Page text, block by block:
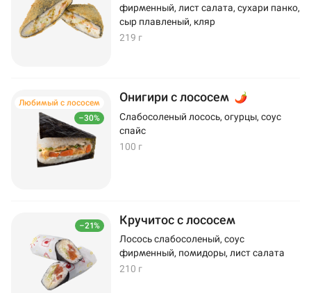
фирменный, лист салата, сухари панко,
сыр плавленый, кляр
219 г
–30%
Любимый с лососем Онигири с лососем
Слабосоленый лосось, огурцы, соус
спайс
100 г
–21% Кручитос с лососем
Лосось слабосоленый, соус
фирменный, помидоры, лист салата
210 г